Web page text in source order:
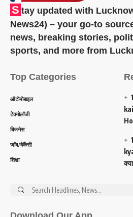
S tay updated with
News24) – your go-to
news, breaking stories,
sports, and more from
Top Categories
ऑटोमोबाइल
टेक्नोलॉजी
बिजनेस
जॉब/वेकैंसी
शिक्षा
Search